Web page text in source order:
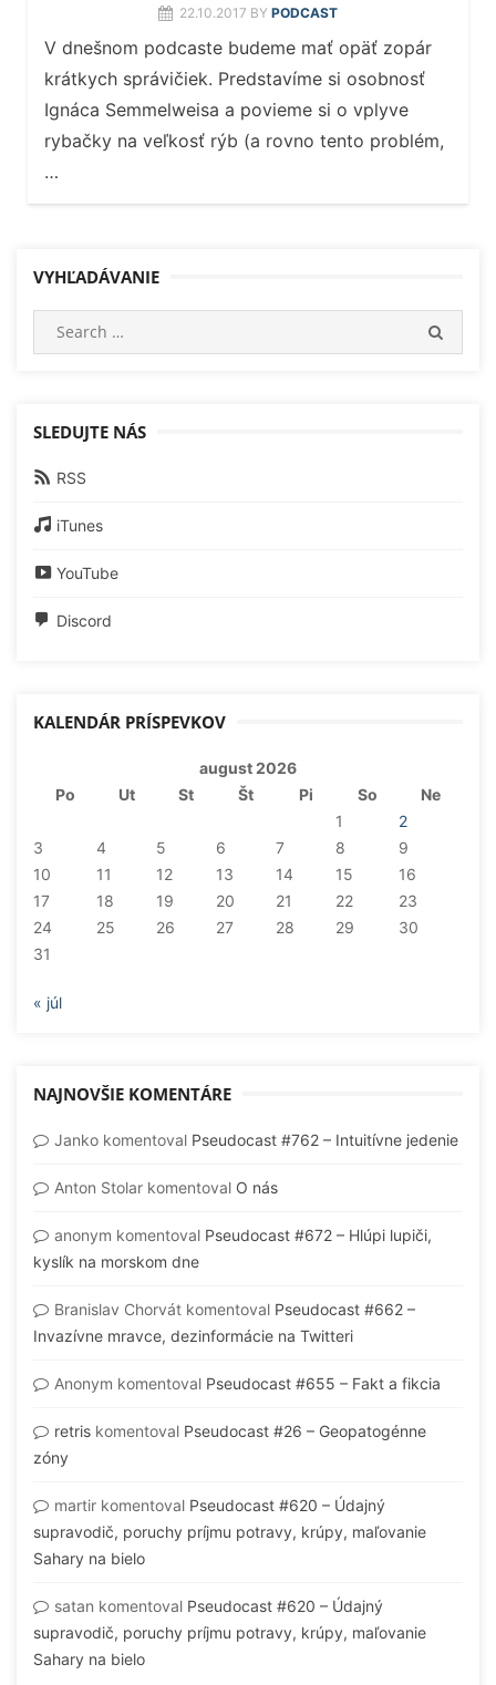
22.10.2017 BY PODCAST
V dnešnom podcaste budeme mať opäť zopár
krátkych správičiek. Predstavíme si osobnosť
Ignáca Semmelweisa a povieme si o vplyve
rybačky na veľkosť rýb (a rovno tento problém,
…
VYHĽADÁVANIE
SLEDUJTE NÁS
RSS
iTunes
YouTube
Discord
KALENDÁR PRÍSPEVKOV
august 2026
Po
Ut St Št Pi So
Ne
1
2
3
4 5 6 7 8
9
10
11 12 13 14 15
16
17
18 19 20 21 22
23
24
25 26 27 28 29
30
31
« júl
NAJNOVŠIE KOMENTÁRE
Janko komentoval Pseudocast #762 – Intuitívne jedenie
Anton Stolar komentoval O nás
anonym komentoval Pseudocast #672 – Hlúpi lupiči,
kyslík na morskom dne
Branislav Chorvát komentoval Pseudocast #662 –
Invazívne mravce, dezinformácie na Twitteri
Anonym komentoval Pseudocast #655 – Fakt a fikcia
retris komentoval Pseudocast #26 – Geopatogénne
zóny
martir komentoval Pseudocast #620 – Údajný
supravodič, poruchy príjmu potravy, krúpy, maľovanie
Sahary na bielo
satan komentoval Pseudocast #620 – Údajný
supravodič, poruchy príjmu potravy, krúpy, maľovanie
Sahary na bielo